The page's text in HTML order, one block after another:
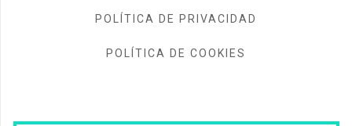
POLÍTICA DE PRIVACIDAD
POLÍTICA DE COOKIES